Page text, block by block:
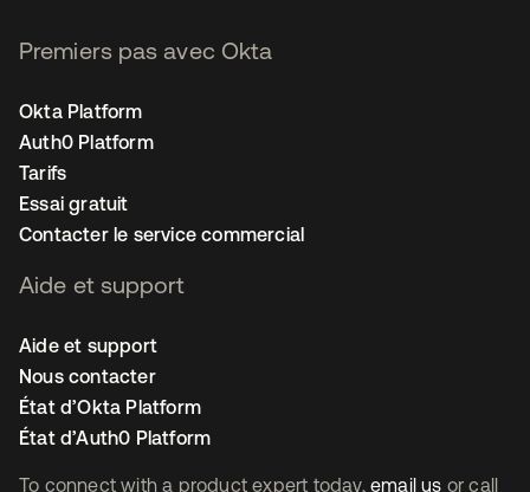
To connect with a product expert today, email us or call
Premiers pas avec Okta
Okta Platform
Auth0 Platform
Tarifs
Essai gratuit
Contacter le service commercial
Aide et support
Aide et support
Nous contacter
État d’Okta Platform
État d’Auth0 Platform